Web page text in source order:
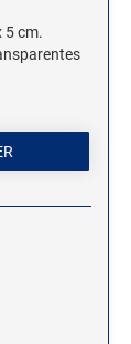
5 cm.